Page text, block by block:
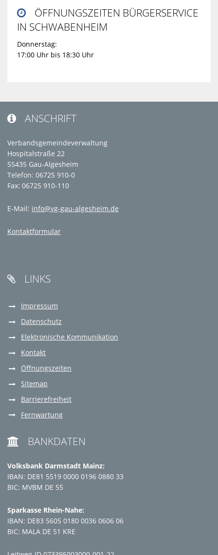

ÖFFNUNGSZEITEN BÜRGERSERVICE
IN SCHWABENHEIM
Donnerstag:
17:00 Uhr bis 18:30 Uhr
 ANSCHRIFT
Verbandsgemeindeverwaltung
Hospitalstraße 22
55435 Gau-Algesheim
Telefon: 06725 910-0
Fax: 06725 910-110
E-Mail: info@vg-gau-algesheim.de
Kontaktformular
 LINKS
Impressum
Datenschutz
Elektronische Kommunikation
Kontakt
Öffnungszeiten
Sitemap
Barrierefreiheit
Fernwartung
 BANKDATEN
Volksbank Darmstadt Mainz:
IBAN: DE81 5519 0000 0196 0880 33
BIC: MVBM DE 55
Sparkasse Rhein-Nahe:
IBAN: DE83 5605 0180 0036 0606 06
BIC: MALA DE 51 KRE